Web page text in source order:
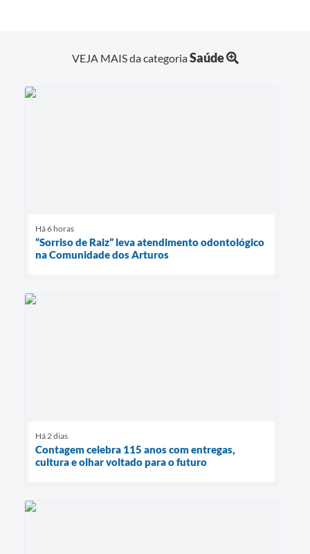
VEJA MAIS da categoriaSaúde
Há 6 horas
“Sorriso de Raiz” leva atendimento odontológico
na Comunidade dos Arturos
Há 2 dias
Contagem celebra 115 anos com entregas,
cultura e olhar voltado para o futuro